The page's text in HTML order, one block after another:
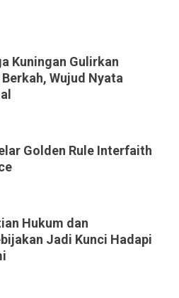
Kuningan Gulirkan
Wujud Nyata
Golden Rule Interfaith
Hukum dan
Jadi Kunci Hadapi